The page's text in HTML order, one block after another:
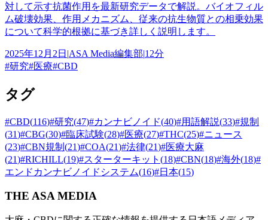
対して示す抗菌作用を最新研究データで解説。バイオフィル
ム破壊効果、作用メカニズム、従来の抗生物質との相乗効果
について科学的根拠に基づき詳しく説明します。
2025年12月2日 |ASA Media編集部|12分
#研究#医療#CBD
タグ
#CBD(116)#研究(47)#カンナビノイド(40)#用語解説(33)#規制
(31)#CBG(30)#臨床試験(28)#医療(27)#THC(25)#ニュース
(23)#CBN規制 (21)#COA(21)#法律(21)#医療大麻
(21)#RICHILL(19)#スターターキット (18)#CBN(18)#海外(18)#
エンドカンナビノイドシステム(16)#日本(15)
THE ASA MEDIA